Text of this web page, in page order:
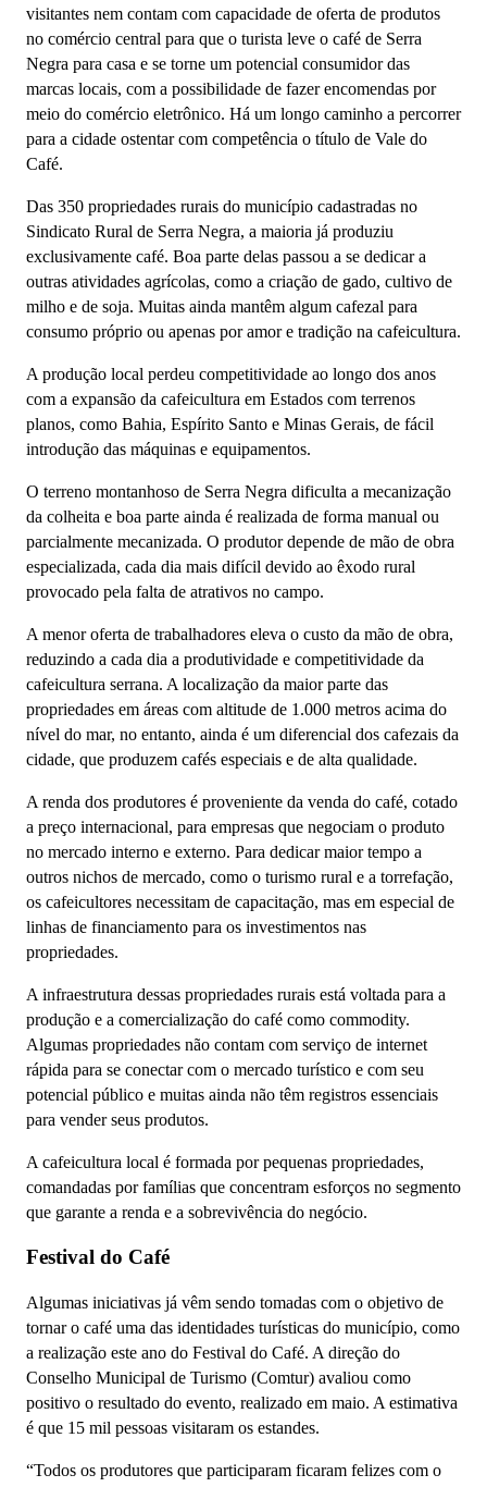
visitantes nem contam com capacidade de oferta de produtos
no comércio central para que o turista leve o café de Serra
Negra para casa e se torne um potencial consumidor das
marcas locais, com a possibilidade de fazer encomendas por
meio do comércio eletrônico. Há um longo caminho a percorrer
para a cidade ostentar com competência o título de Vale do
Café.
Das 350 propriedades rurais do município cadastradas no
Sindicato Rural de Serra Negra, a maioria já produziu
exclusivamente café. Boa parte delas passou a se dedicar a
outras atividades agrícolas, como a criação de gado, cultivo de
milho e de soja. Muitas ainda mantêm algum cafezal para
consumo próprio ou apenas por amor e tradição na cafeicultura.
A produção local perdeu competitividade ao longo dos anos
com a expansão da cafeicultura em Estados com terrenos
planos, como Bahia, Espírito Santo e Minas Gerais, de fácil
introdução das máquinas e equipamentos.
O terreno montanhoso de Serra Negra dificulta a mecanização
da colheita e boa parte ainda é realizada de forma manual ou
parcialmente mecanizada. O produtor depende de mão de obra
especializada, cada dia mais difícil devido ao êxodo rural
provocado pela falta de atrativos no campo.
A menor oferta de trabalhadores eleva o custo da mão de obra,
reduzindo a cada dia a produtividade e competitividade da
cafeicultura serrana. A localização da maior parte das
propriedades em áreas com altitude de 1.000 metros acima do
nível do mar, no entanto, ainda é um diferencial dos cafezais da
cidade, que produzem cafés especiais e de alta qualidade.
A renda dos produtores é proveniente da venda do café, cotado
a preço internacional, para empresas que negociam o produto
no mercado interno e externo. Para dedicar maior tempo a
outros nichos de mercado, como o turismo rural e a torrefação,
os cafeicultores necessitam de capacitação, mas em especial de
linhas de financiamento para os investimentos nas
propriedades.
A infraestrutura dessas propriedades rurais está voltada para a
produção e a comercialização do café como commodity.
Algumas propriedades não contam com serviço de internet
rápida para se conectar com o mercado turístico e com seu
potencial público e muitas ainda não têm registros essenciais
para vender seus produtos.
A cafeicultura local é formada por pequenas propriedades,
comandadas por famílias que concentram esforços no segmento
que garante a renda e a sobrevivência do negócio.
Festival do Café
Algumas iniciativas já vêm sendo tomadas com o objetivo de
tornar o café uma das identidades turísticas do município, como
a realização este ano do Festival do Café. A direção do
Conselho Municipal de Turismo (Comtur) avaliou como
positivo o resultado do evento, realizado em maio. A estimativa
é que 15 mil pessoas visitaram os estandes.
“Todos os produtores que participaram ficaram felizes com o